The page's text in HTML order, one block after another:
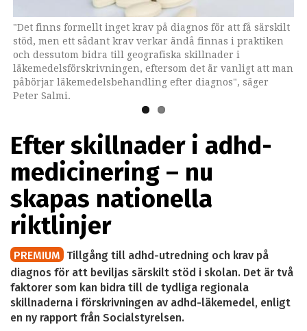
"Det finns formellt inget krav på diagnos för att få särskilt
stöd, men ett sådant krav verkar ändå finnas i praktiken
och dessutom bidra till geografiska skillnader i
läkemedelsförskrivningen, eftersom det är vanligt att man
påbörjar läkemedelsbehandling efter diagnos", säger
Peter Salmi.
Peter Salmi är utredare på Socialstyrelsen.
Efter skillnader i adhd-
medicinering – nu
skapas nationella
riktlinjer
PREMIUM Tillgång till adhd-utredning och krav på
diagnos för att beviljas särskilt stöd i skolan. Det är två
faktorer som kan bidra till de tydliga regionala
skillnaderna i förskrivningen av adhd-läkemedel, enligt
en ny rapport från Socialstyrelsen.